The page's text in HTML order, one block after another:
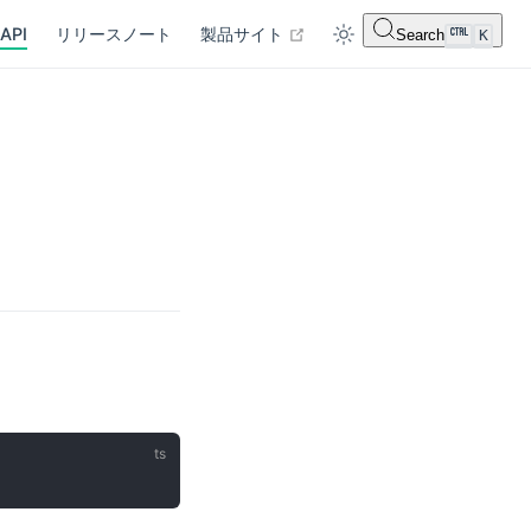
API リリースノート 製品サイト open in new window
Search K